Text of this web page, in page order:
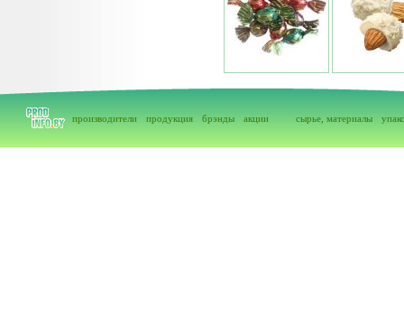
производители продукция брэнды акции сырье, материалы